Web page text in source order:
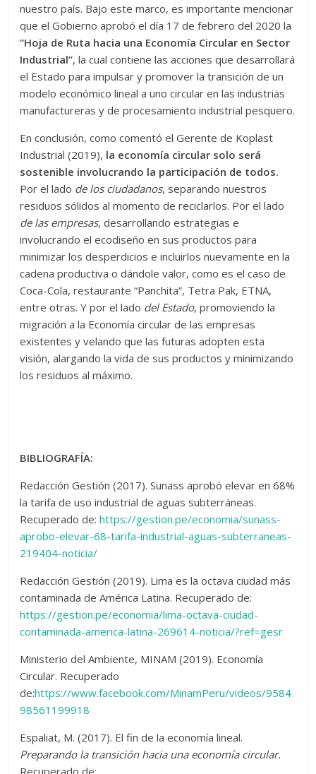
nuestro país. Bajo este marco, es importante mencionar
que el Gobierno aprobó el día 17 de febrero del 2020 la
“Hoja de Ruta hacia una Economía Circular en Sector
Industrial”, la cual contiene las acciones que desarrollará
el Estado para impulsar y promover la transición de un
modelo económico lineal a uno circular en las industrias
manufactureras y de procesamiento industrial pesquero.
En conclusión, como comentó el Gerente de Koplast
Industrial (2019), la economía circular solo será
sostenible involucrando la participación de todos.
Por el lado de los ciudadanos, separando nuestros
residuos sólidos al momento de reciclarlos. Por el lado
de las empresas, desarrollando estrategias e
involucrando el ecodiseño en sus productos para
minimizar los desperdicios e incluirlos nuevamente en la
cadena productiva o dándole valor, como es el caso de
Coca-Cola, restaurante “Panchita”, Tetra Pak, ETNA,
entre otras. Y por el lado del Estado, promoviendo la
migración a la Economía circular de las empresas
existentes y velando que las futuras adopten esta
visión, alargando la vida de sus productos y minimizando
los residuos al máximo.
BIBLIOGRAFÍA:
Redacción Gestión (2017). Sunass aprobó elevar en 68%
la tarifa de uso industrial de aguas subterráneas.
Recuperado de:https://gestion.pe/economia/sunass-
aprobo-elevar-68-tarifa-industrial-aguas-subterraneas-
219404-noticia/
Redacción Gestión (2019). Lima es la octava ciudad más
contaminada de América Latina. Recuperado de:
https://gestion.pe/economia/lima-octava-ciudad-
contaminada-america-latina-269614-noticia/?ref=gesr
Ministerio del Ambiente, MINAM (2019). Economía
Circular. Recuperado
de:https://www.facebook.com/MinamPeru/videos/9584
98561199918
Espaliat, M. (2017). El fin de la economía lineal.
Preparando la transición hacia una economía circular.